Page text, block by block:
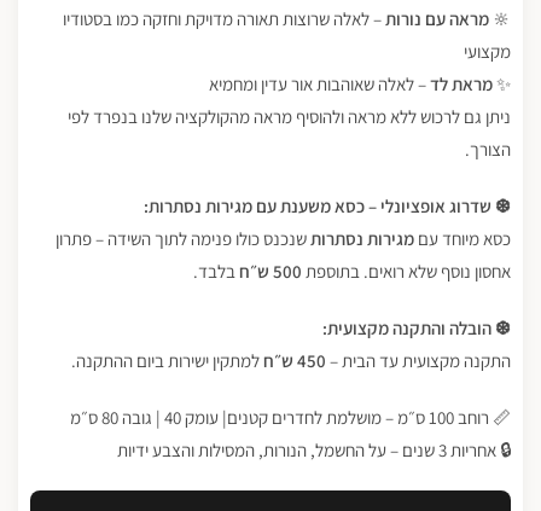
🔆 מראה עם נורות– לאלה שרוצות תאורה מדויקת וחזקה כמו בסטודיו
מקצועי
✨מראת לד– לאלה שאוהבות אור עדין ומחמיא
ניתן גם לרכוש ללא מראה ולהוסיף מראה מהקולקציה שלנו בנפרד לפי
הצורך.
❆ שדרוג אופציונלי – כסא משענת עם מגירות נסתרות:
כסא מיוחד עם מגירות נסתרותשנכנס כולו פנימה לתוך השידה – פתרון
אחסון נוסף שלא רואים. בתוספת 500 ש״ח בלבד.
❆ הובלה והתקנה מקצועית:
התקנה מקצועית עד הבית – 450 ש״ח למתקין ישירות ביום ההתקנה.
📏 רוחב 100 ס״מ – מושלמת לחדרים קטנים| עומק 40 | גובה 80 ס״מ
🔒 אחריות 3 שנים – על החשמל, הנורות, המסילות והצבע ידיות